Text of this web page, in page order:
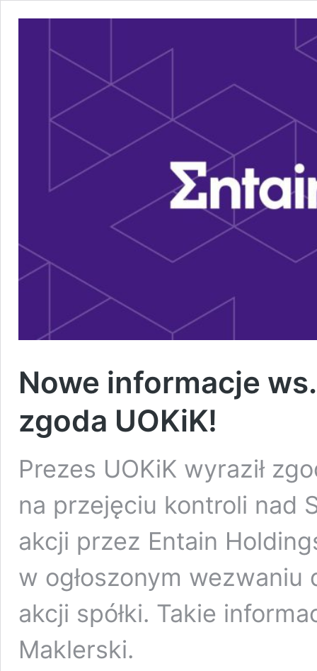
Nowe informacje
zgoda UOKiK!
Prezes UOKiK wyraził
na przejęciu kontroli nad
akcji przez Entain
w ogłoszonym
akcji spółki. Takie
Maklerski.